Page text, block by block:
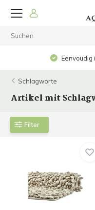
Schlagworte
Artikel mit
Filter